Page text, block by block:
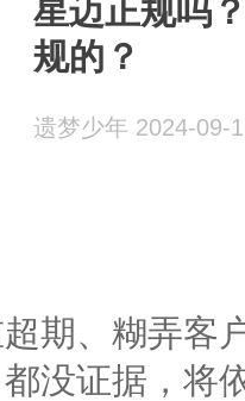
星迈正规吗
规的？
遗梦少年 2024-09-
期、糊弄客
没证据，将